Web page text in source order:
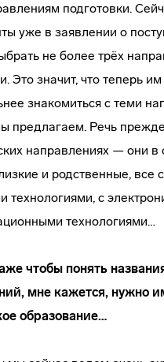
подготовки.
уже в заявлении о
не более трёх
Это значит, что теперь
знакомиться с теми
предлагаем. Речь
направлениях — они в
и родственные, все
технологиями, с
технологиями…
чтобы понять
мне кажется, нужно
образование…